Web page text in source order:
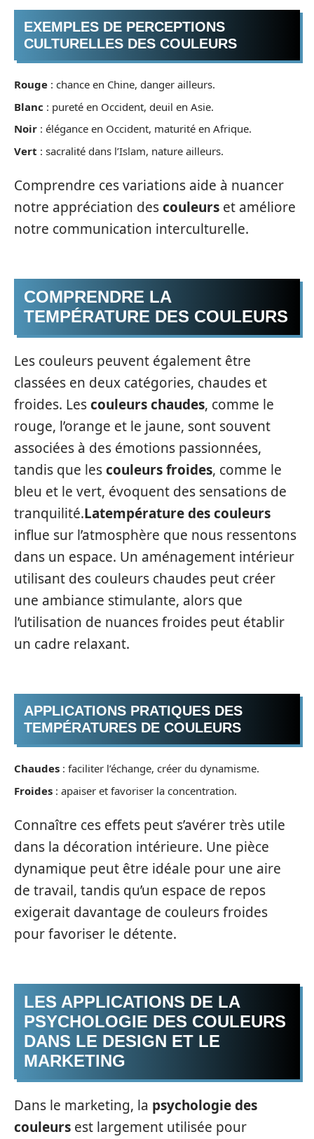
EXEMPLES DE PERCEPTIONS
CULTURELLES DES COULEURS
Rouge : chance en Chine, danger ailleurs.
Blanc : pureté en Occident, deuil en Asie.
Noir : élégance en Occident, maturité en Afrique.
Vert : sacralité dans l’Islam, nature ailleurs.
Comprendre ces variations aide à nuancer
notre appréciation descouleurs et améliore
notre communication interculturelle.
COMPRENDRE LA
TEMPÉRATURE DES COULEURS
Les couleurs peuvent également être
classées en deux catégories, chaudes et
froides. Lescouleurs chaudes, comme le
rouge, l’orange et le jaune, sont souvent
associées à des émotions passionnées,
tandis que lescouleurs froides, comme le
bleu et le vert, évoquent des sensations de
tranquilité.Latempérature des couleurs
influe sur l’atmosphère que nous ressentons
dans un espace. Un aménagement intérieur
utilisant des couleurs chaudes peut créer
une ambiance stimulante, alors que
l’utilisation de nuances froides peut établir
un cadre relaxant.
APPLICATIONS PRATIQUES DES
TEMPÉRATURES DE COULEURS
Chaudes : faciliter l’échange, créer du dynamisme.
Froides : apaiser et favoriser la concentration.
Connaître ces effets peut s’avérer très utile
dans la décoration intérieure. Une pièce
dynamique peut être idéale pour une aire
de travail, tandis qu’un espace de repos
exigerait davantage de couleurs froides
pour favoriser le détente.
LES APPLICATIONS DE LA
PSYCHOLOGIE DES COULEURS
DANS LE DESIGN ET LE
MARKETING
Dans le marketing, la psychologie des
couleurs est largement utilisée pour